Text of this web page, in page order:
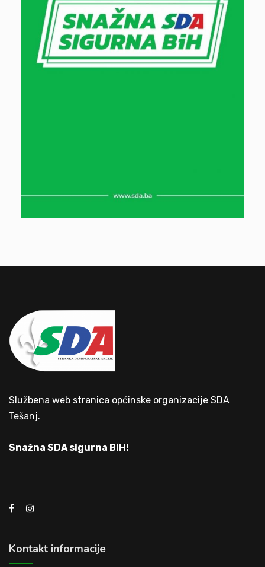
Službena web stranica općinske organizacije SDA
Tešanj.
Snažna SDA sigurna BiH!
Kontakt informacije